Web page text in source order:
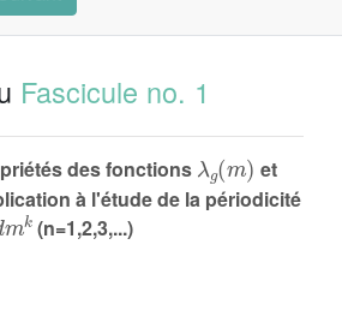
Fascicule no. 1
des fonctions
g m
et
à l'étude de la périodicité
dmk
(n=1,2,3,...)